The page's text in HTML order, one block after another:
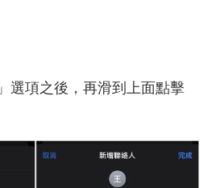
」選項之後，再滑到上面點擊